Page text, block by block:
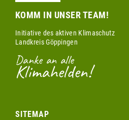
KOMM IN UNSER TEAM!
Initiative des aktiven Klimaschutz
Landkreis Göppingen
Danke an alle
Klimahelden!
SITEMAP